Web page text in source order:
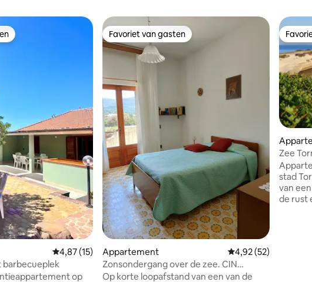
uit 5, 33 recensies
Gemiddelde beoordeling van 4,87 uit 5, 15 recensies
4,87 (15)
op
Favoriet van gasten
Favoriet van gasten
Appartement Gemiddelde
4,92 (52)
Zonsondergang over de zee. CIN
IT095019C2000S0151
Op korte loopafstand van een van de
Zee
stad
van
de rust